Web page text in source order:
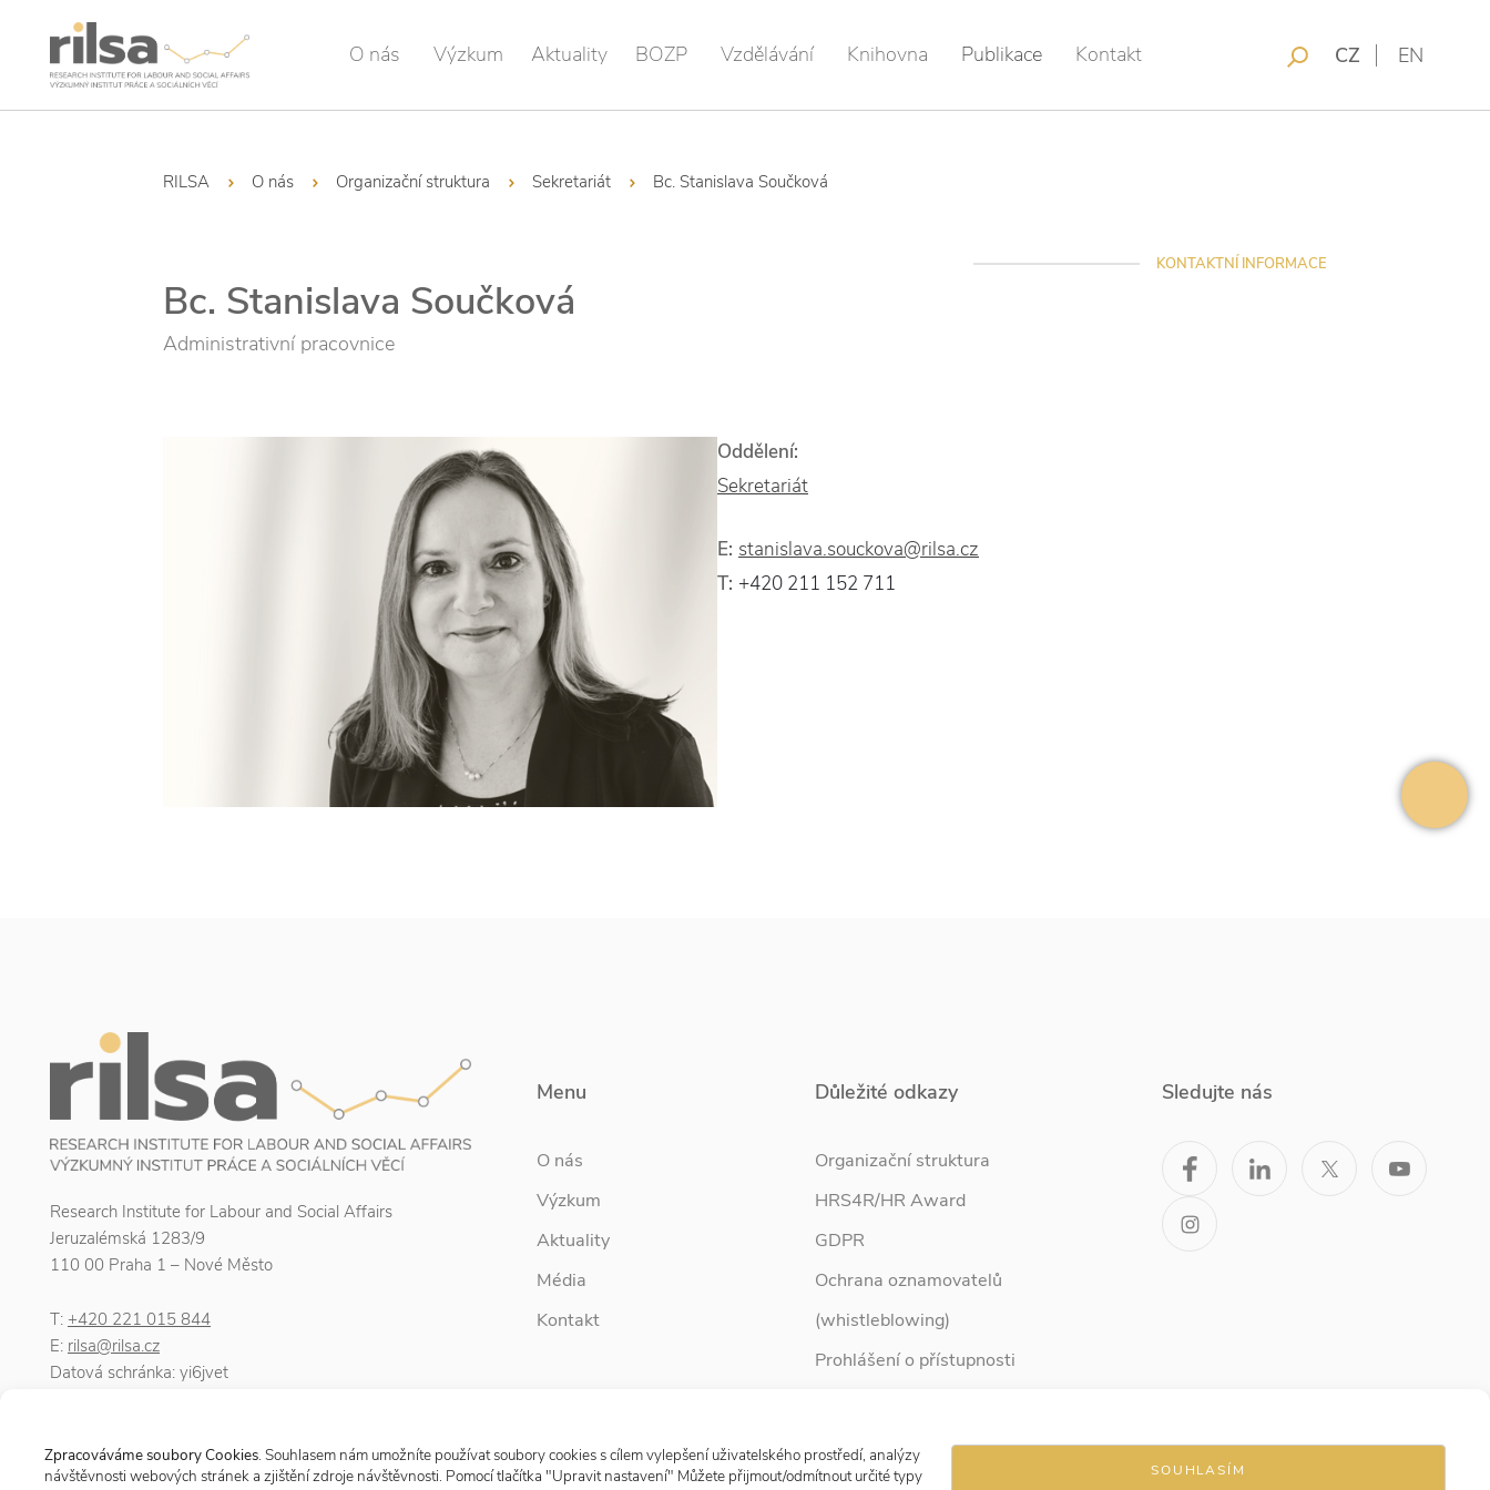
Zpracováváme soubory Cookies. Souhlasem nám umožníte používat soubory cookies s cílem vylepšení uživatelského prostředí, analýzy
návštěvnosti webových stránek a zjištění zdroje návštěvnosti. Pomocí tlačítka "Upravit nastavení" Můžete přijmout/odmítnout určité typy
SOUHLASÍM
O nás Výzkum Aktuality BOZP Vzdělávání Knihovna Publikace Kontakt CZ EN
RILSA O nás Organizační struktura Sekretariát Bc. Stanislava Součková
Bc. Stanislava Součková
KONTAKTNÍ INFORMACE
Administrativní pracovnice
Oddělení:
Sekretariát
E: stanislava.souckova@rilsa.cz
T: +420 211 152 711
Research Institute for Labour and Social Affairs
Jeruzalémská 1283/9
110 00 Praha 1 – Nové Město
T: +420 221 015 844
E: rilsa@rilsa.cz
Datová schránka: yi6jvet
DIČ: CZ00025950
Menu
O nás
Výzkum
Aktuality
Média
Kontakt
Důležité odkazy
Organizační struktura
HRS4R/HR Award
GDPR
Ochrana oznamovatelů
(whistleblowing)
Prohlášení o přístupnosti
Zpravodaj Rodina
Sledujte nás